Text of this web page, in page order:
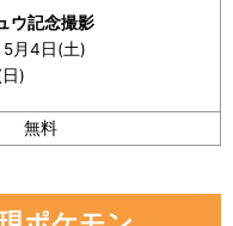
ウ記念撮影
5月4日(土)
)
無料